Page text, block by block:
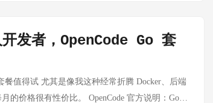
Go 语言空指针检查争议：过度防御还是必
于 Go 语言中「过度空指针检查」现象的技术文
nil 指针的过度防御性检查，这些检查不仅降低了
nil 和其他语言（Java、C#）的 null 语义不同，
发者，OpenCode Go 套
餐值得试 尤其是像我这种经常折腾 Docker、后端
的价格很有性价比。 OpenCode 官方说明：Go